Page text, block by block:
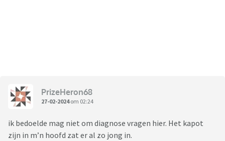
PrizeHeron68
27-02-2024om 02:24
ik bedoelde mag niet om diagnose vragen hier. Het kapot
zijn in m’n hoofd zat er al zo jong in.